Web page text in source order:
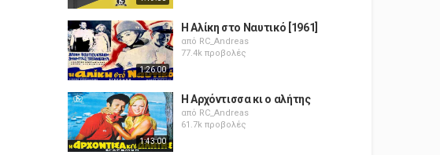
1:26:00
Η Αλίκη στο Ναυτικό [1961]
από RC_Andreas
77.4k προβολές
1:43:00
Η Αρχόντισσα κι ο αλήτης
από RC_Andreas
61.7k προβολές